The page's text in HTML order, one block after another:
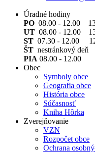
Úradné hodiny
PO 08.00 - 12.00
UT 08.00 - 12.00
ST 07.30 - 12.00
ŠT nestránkový deň
PIA 08.00 - 12.00
Obec
Symboly obce
Geografia obce
História obce
Súčasnosť
Kniha Hôrka
Zverejňovanie
VZN
Rozpočet obce
Ochrana